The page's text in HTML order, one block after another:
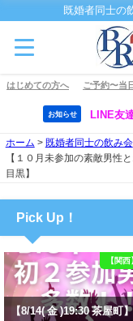
既婚者同士の
はじめての方へ ご予約〜当
お知らせ LINE友
ホーム > 既婚者同士の飲み会
【１０月未参加の素敵男性
目黒】
Pick Up！
【関
【8/14( 金 )19:30 茶屋町